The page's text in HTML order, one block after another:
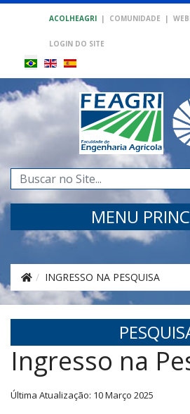
ACOLHEAGRI | COMUNIDADE |
LOGIN DO SITE
Pesquisar...
MENU
INGRESSO NA PESQUISA
Ingresso na
Última Atualização: 10 Março 2025